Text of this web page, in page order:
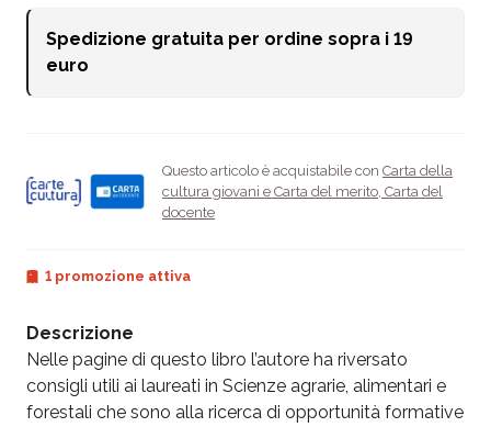
Spedizione gratuita per ordine sopra i 19
euro
Questo articolo è acquistabile con Carta della
cultura giovani e Carta del merito, Carta del
docente
1 promozione attiva
Descrizione
Nelle pagine di questo libro l’autore ha riversato
consigli utili ai laureati in Scienze agrarie, alimentari e
forestali che sono alla ricerca di opportunità formative